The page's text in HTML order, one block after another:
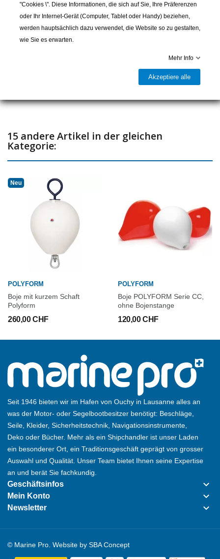
In den Warenkorb
15 andere Artikel in der gleichen
Kategorie:
Neu
POLYFORM
Boje mit kurzem Schaft
Polyform
260,00 CHF
POLYFORM
Boje POLYFORM Serie CC,
ohne Bojenstange
120,00 CHF
Seit 1946 bieten wir im Hafen von Ouchy in Lausanne alles an
was der Motor- oder Segelbootbesitzer benötigt: Beschläge,
Seile, Kleider, Sicherheitstechnik, Navigationsinstrumente,
Deko oder Bücher. Mehr als ein Shipchandler ist unser Laden
ein besonderer Ort, ein Traditionsgeschäft geprägt von grosser
Auswahl und Qualität. Unser Team bietet Ihnen seine Expertise
an und berät Sie fachkundig.
Geschäftsinfos keyboard_arrow_down
Mein Konto keyboard_arrow_down
Newsletter keyboard_arrow_down
© Marine Pro. Website by SBA Concept
"Cookies \". Diese Informationen, die sich auf Sie, Ihre Präferenzen
oder Ihr Internet-Gerät (Computer, Tablet oder Handy) beziehen,
werden hauptsächlich dazu verwendet, die Website so zu gestalten,
wie Sie es erwarten.
Mehr Info
Akzeptiere alle